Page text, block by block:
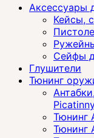
Аксессуары
Кейсы,
Сейфы
Глушители
Тюнинг
Тюнинг
Тюнинг